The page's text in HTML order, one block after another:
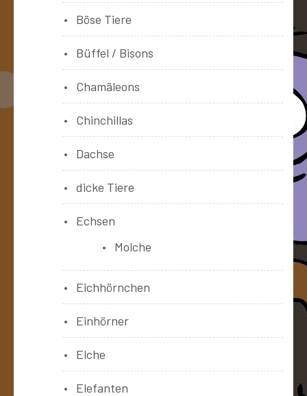
Böse Tiere
Büffel / Bisons
Chamäleons
Chinchillas
Dachse
dicke Tiere
Echsen
Molche
Eichhörnchen
Einhörner
Elche
Elefanten